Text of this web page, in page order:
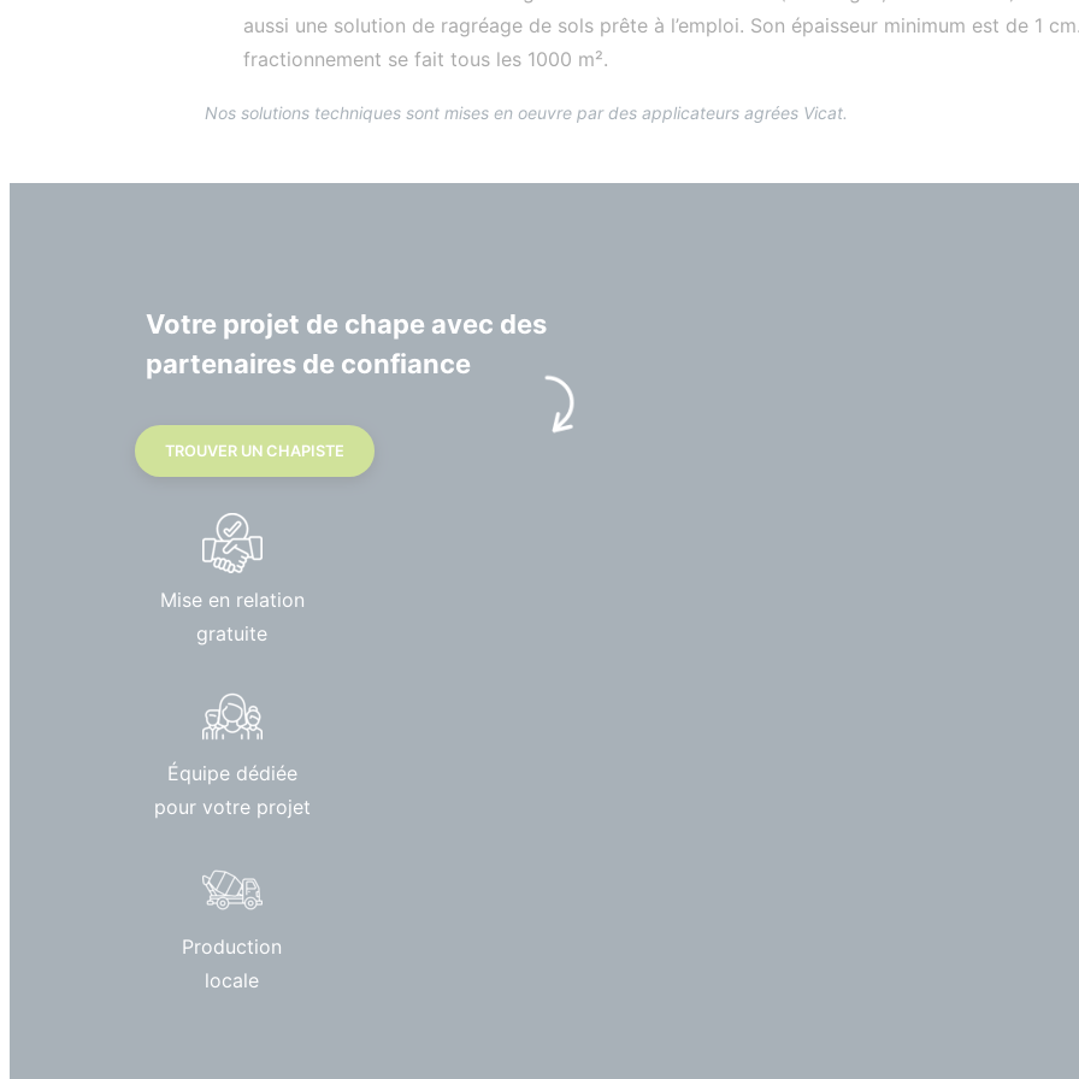
aussi une solution de ragréage de sols prête à l’emploi. Son épaisseur minimum est de 1
fractionnement se fait tous les 1000 m².
Nos solutions techniques sont mises en oeuvre par des applicateurs agrées Vicat.
Votre projet de chape avec des
partenaires de confiance
TROUVER UN CHAPISTE
Mise en relation
gratuite
Équipe dédiée
pour votre projet
Production
locale